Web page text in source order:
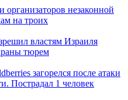
организаторов незаконной
на троих
властям Израиля
тюрем
загорелся после атаки
Пострадал 1 человек